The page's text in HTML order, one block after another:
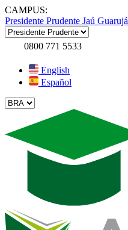
CAMPUS:
Presidente Prudente Jaú Guarujá
0800 771 5533
English
Español